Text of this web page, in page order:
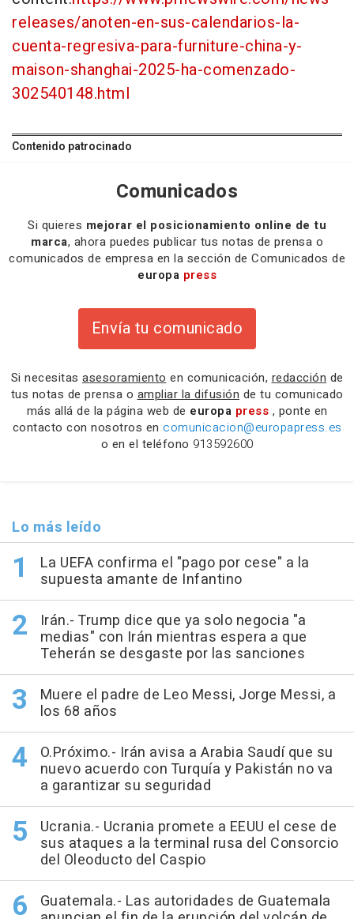
releases/anoten-en-sus-calendarios-la-
cuenta-regresiva-para-furniture-china-y-
maison-shanghai-2025-ha-comenzado-
302540148.html
Contenido patrocinado
Comunicados
Si quieres mejorar el posicionamiento online de tu
marca, ahora puedes publicar tus notas de prensa o
comunicados de empresa en la sección de Comunicados de
europa press
Envía tu comunicado
Si necesitas asesoramiento en comunicación, redacción de
tus notas de prensa o ampliar la difusión de tu comunicado
más allá de la página web de europa press , ponte en
contacto con nosotros en comunicacion@europapress.es
o en el teléfono 913592600
Lo más leído
La UEFA confirma el "pago por cese" a la
supuesta amante de Infantino
Irán.- Trump dice que ya solo negocia "a
medias" con Irán mientras espera a que
Teherán se desgaste por las sanciones
Muere el padre de Leo Messi, Jorge Messi, a
los 68 años
O.Próximo.- Irán avisa a Arabia Saudí que su
nuevo acuerdo con Turquía y Pakistán no va
a garantizar su seguridad
Ucrania.- Ucrania promete a EEUU el cese de
sus ataques a la terminal rusa del Consorcio
del Oleoducto del Caspio
Guatemala.- Las autoridades de Guatemala